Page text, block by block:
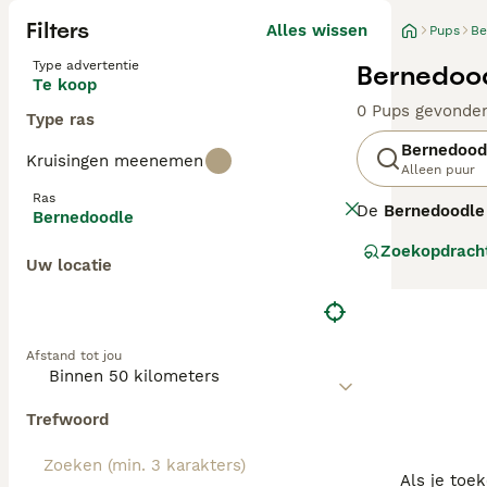
Filters Alles wissen
Type advertentie
Te koop
Type ras
Kruisingen meenemen
Ras
Bernedoodle
Uw locatie
Afstand tot jou
Trefwoord
Pups
0 Pups
Alleen puur
De Bernedoodle
Bernedoodles
Bernedoodles
en F1b ouder,
ernstige)
Als je